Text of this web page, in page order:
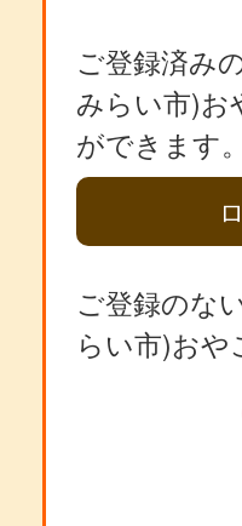
ご登録済み
みらい市)お
ができます。
ご登録のな
らい市)お